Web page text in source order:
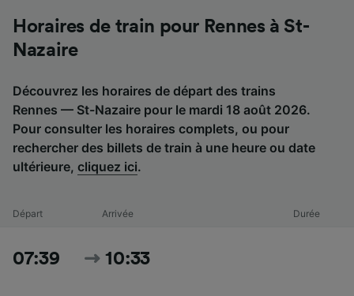
Horaires de train pour Rennes à St-
Nazaire
Découvrez les horaires de départ des trains
Rennes — St-Nazaire pour le mardi 18 août 2026.
Pour consulter les horaires complets, ou pour
rechercher des billets de train à une heure ou date
ultérieure, cliquez ici.
Départ Arrivée Durée
07:39 10:33